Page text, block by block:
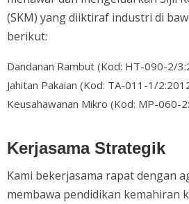
(SKM) yang diiktiraf industri di
berikut:
Dandanan Rambut (Kod: HT-090-2/
Jahitan Pakaian (Kod: TA-011-1/
Keusahawanan Mikro (Kod: MP-
Kerjasama Strategik
Kami bekerjasama rapat dengan
membawa pendidikan kemahiran